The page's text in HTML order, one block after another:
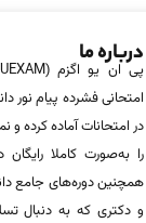
درباره ما
امتحانی فشرده پیام نور
در امتحانات آماده‌ کرده
را به‌صورت کاملا
همچنین دوره‌های جامع
و دکتری که به دنبال